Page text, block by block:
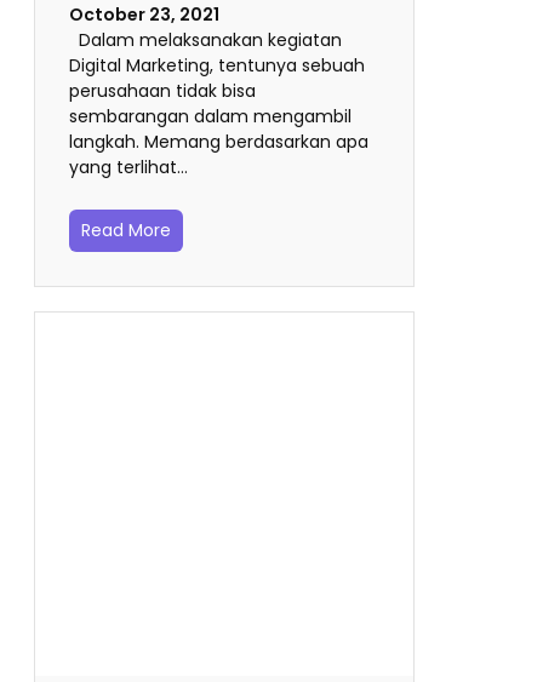
October 23, 2021
Dalam melaksanakan kegiatan
Digital Marketing, tentunya sebuah
perusahaan tidak bisa
sembarangan dalam mengambil
langkah. Memang berdasarkan apa
yang terlihat…
Read More